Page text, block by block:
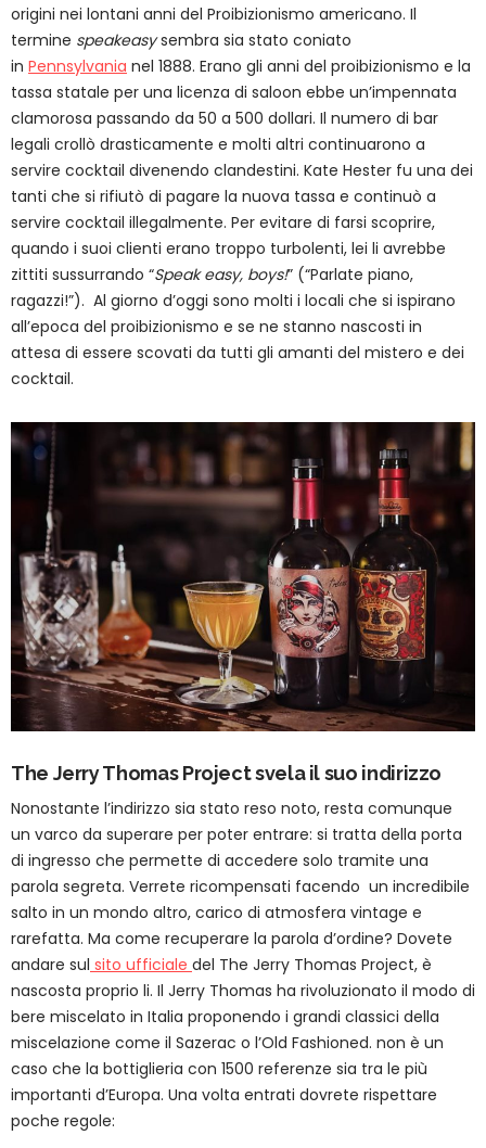
origini nei lontani anni del Proibizionismo americano. Il
termine speakeasysembra sia stato coniato
in Pennsylvania nel 1888. Erano gli anni del proibizionismo e la
tassa statale per una licenza di saloon ebbe un’impennata
clamorosa passando da 50 a 500 dollari. Il numero di bar
legali crollò drasticamente e molti altri continuarono a
servire cocktail divenendo clandestini. Kate Hester fu una dei
tanti che si rifiutò di pagare la nuova tassa e continuò a
servire cocktail illegalmente. Per evitare di farsi scoprire,
quando i suoi clienti erano troppo turbolenti, lei li avrebbe
zittiti sussurrando “Speak easy, boys!” (“Parlate piano,
ragazzi!”). Al giorno d’oggi sono molti i locali che si ispirano
all’epoca del proibizionismo e se ne stanno nascosti in
attesa di essere scovati da tutti gli amanti del mistero e dei
cocktail.
The Jerry Thomas Project svela il suo indirizzo
Nonostante l’indirizzo sia stato reso noto, resta comunque
un varco da superare per poter entrare: si tratta della porta
di ingresso che permette di accedere solo tramite una
parola segreta. Verrete ricompensati facendo un incredibile
salto in un mondo altro, carico di atmosfera vintage e
rarefatta. Ma come recuperare la parola d’ordine? Dovete
andare sul sito ufficiale del The Jerry Thomas Project, è
nascosta proprio li. Il Jerry Thomas ha rivoluzionato il modo di
bere miscelato in Italia proponendo i grandi classici della
miscelazione come il Sazerac o l’Old Fashioned. non è un
caso che la bottiglieria con 1500 referenze sia tra le più
importanti d’Europa. Una volta entrati dovrete rispettare
poche regole: